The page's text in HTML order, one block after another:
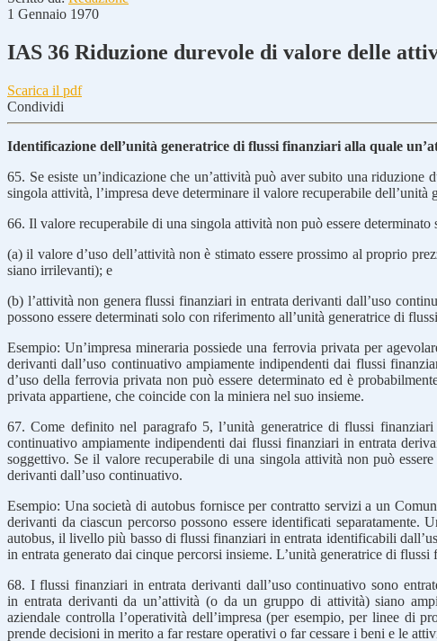
1 Gennaio 1970
IAS 36 Riduzione durevole di valore delle
Scarica il pdf
Condividi
Identificazione dell’unità generatrice di flussi finanziari alla quale
65. Se esiste un’indicazione che un’attività può aver subito una
singola attività, l’impresa deve determinare il valore recuperabile
66. Il valore recuperabile di una singola attività non può essere determinato
(a) il valore d’uso dell’attività non è stimato essere prossimo al proprio
siano irrilevanti); e
(b) l’attività non genera flussi finanziari in entrata derivanti dall’uso
possono essere determinati solo con riferimento all’unità generatrice di
Esempio: Un’impresa mineraria possiede una ferrovia privata per
derivanti dall’uso continuativo ampiamente indipendenti dai flussi
d’uso della ferrovia privata non può essere determinato ed è
privata appartiene, che coincide con la miniera nel suo insieme.
67. Come definito nel paragrafo 5, l’unità generatrice di flussi
continuativo ampiamente indipendenti dai flussi finanziari in entrata
soggettivo. Se il valore recuperabile di una singola attività non può
derivanti dall’uso continuativo.
Esempio: Una società di autobus fornisce per contratto servizi a un
derivanti da ciascun percorso possono essere identificati
autobus, il livello più basso di flussi finanziari in entrata identificabili
in entrata generato dai cinque percorsi insieme. L’unità generatrice di
68. I flussi finanziari in entrata derivanti dall’uso continuativo sono
in entrata derivanti da un’attività (o da un gruppo di attività) siano
aziendale controlla l’operatività dell’impresa (per esempio, per linee di
prende decisioni in merito a far restare operativi o far cessare i beni e le